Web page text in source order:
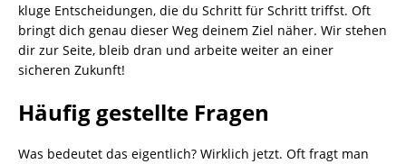
kluge Entscheidungen, die du Schritt für Schritt triffst. Oft
bringt dich genau dieser Weg deinem Ziel näher. Wir stehen
dir zur Seite, bleib dran und arbeite weiter an einer
sicheren Zukunft!
Häufig gestellte Fragen
Was bedeutet das eigentlich? Wirklich jetzt. Oft fragt man